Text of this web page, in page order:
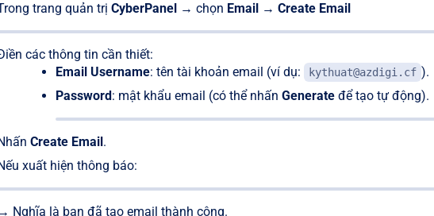
trang quản trị CyberPanel→ chọn Email→ Create Email
các thông tin cần thiết:
Email Username: tên tài khoản email (ví dụ: kythuat@azdigi.cf ).
Password: mật khẩu email (có thể nhấn Generateđể tạo tự động).
Create Email.
xuất hiện thông báo:
→ Nghĩa là bạn đã tạo email thành công.